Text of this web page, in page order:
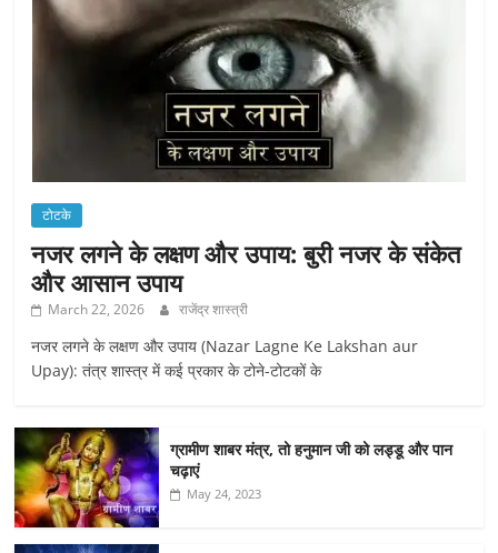
टोटके
नजर लगने के लक्षण और उपाय: बुरी नजर के संकेत
और आसान उपाय
March 22, 2026 राजेंद्र शास्त्री
नजर लगने के लक्षण और उपाय (Nazar Lagne Ke Lakshan aur
Upay): तंत्र शास्त्र में कई प्रकार के टोने-टोटकों के
ग्रामीण शाबर मंत्र, तो हनुमान जी को लड्डू और पान
चढ़ाएं
May 24, 2023